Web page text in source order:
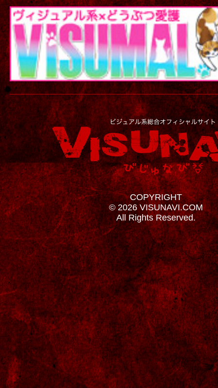
COPYRIGHT
© 2026 VISUNAVI.COM
All Rights Reserved.